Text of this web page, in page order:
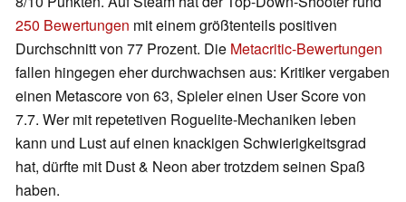
250 Bewertungen mit einem größtenteils positiven
Durchschnitt von 77 Prozent. Die Metacritic-Bewertungen
fallen hingegen eher durchwachsen aus: Kritiker vergaben
einen Metascore von 63, Spieler einen User Score von
7.7. Wer mit repetetiven Roguelite-Mechaniken leben
kann und Lust auf einen knackigen Schwierigkeitsgrad
hat, dürfte mit Dust & Neon aber trotzdem seinen Spaß
haben.